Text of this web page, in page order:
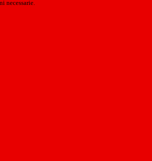
necessarie.